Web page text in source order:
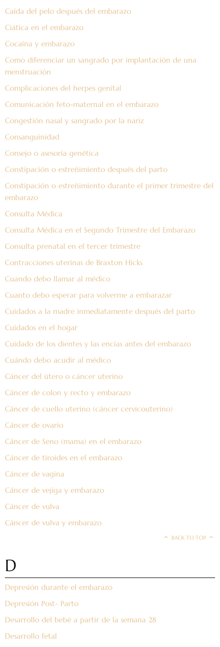
Caída del pelo después del embarazo
Ciática en el embarazo
Cocaína y embarazo
Como diferenciar un sangrado por implantación de una
menstruación
Complicaciones del herpes genital
Comunicación feto-maternal en el embarazo
Congestión nasal y sangrado por la nariz
Consanguinidad
Consejo o asesoría genética
Constipación o estreñimiento después del parto
Constipación o estreñimiento durante el primer trimestre del
embarazo
Consulta Médica
Consulta Médica en el Segundo Trimestre del Embarazo
Consulta prenatal en el tercer trimestre
Contracciones uterinas de Braxton Hicks
Cuando debo llamar al médico
Cuanto debo esperar para volverme a embarazar
Cuidados a la madre inmediatamente después del parto
Cuidados en el hogar
Cuidado de los dientes y las encías antes del embarazo
Cuándo debo acudir al médico
Cáncer del útero o cáncer uterino
Cáncer de colon y recto y embarazo
Cáncer de cuello uterino (cáncer cervicouterino)
Cáncer de ovario
Cáncer de Seno (mama) en el embarazo
Cáncer de tiroides en el embarazo
Cáncer de vagina
Cáncer de vejiga y embarazo
Cáncer de vulva
Cáncer de vulva y embarazo
BACK TO TOP
D
Depresión durante el embarazo
Depresión Post- Parto
Desarrollo del bebé a partir de la semana 28
Desarrollo fetal